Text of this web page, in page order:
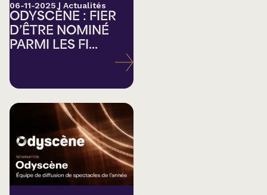
06-11-2025 | Actualités
ODYSCÈNE : FIER
D’ÊTRE NOMINÉ
PARMI LES FI...